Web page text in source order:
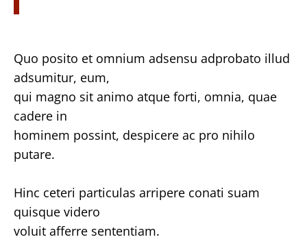
Quo posito et omnium adsensu adprobato illud
adsumitur, eum,
qui magno sit animo atque forti, omnia, quae
cadere in
hominem possint, despicere ac pro nihilo
putare.
Hinc ceteri particulas arripere conati suam
quisque videro
voluit afferre sententiam.